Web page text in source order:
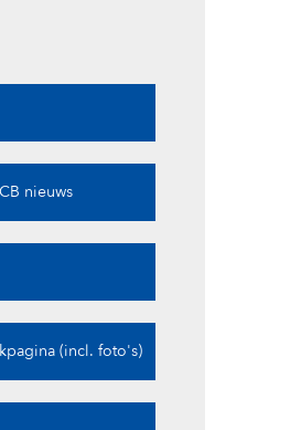
nieuws
(incl. foto's)